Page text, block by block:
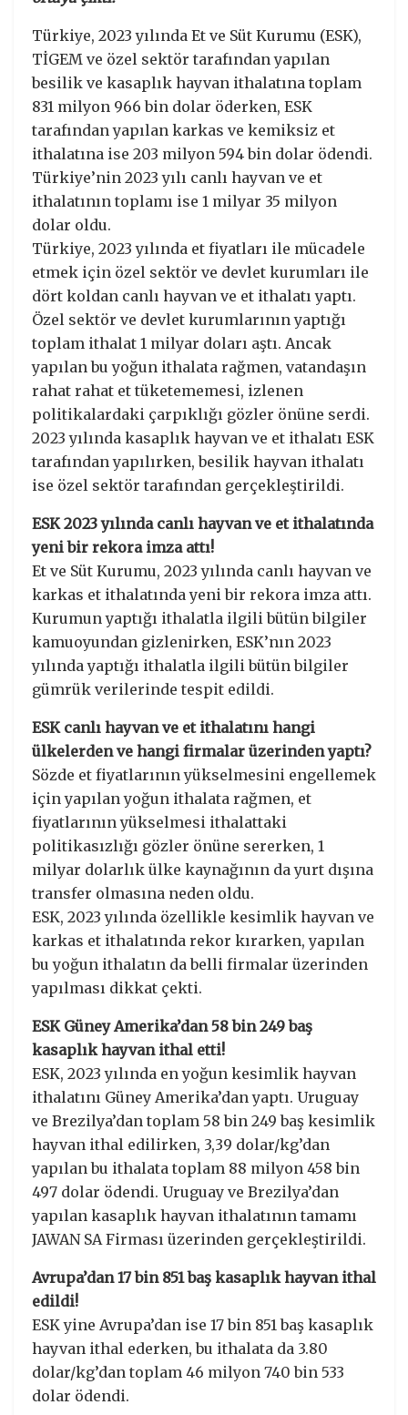
Türkiye, 2023 yılında Et ve Süt Kurumu (ESK),
TİGEM ve özel sektör tarafından yapılan
besilik ve kasaplık hayvan ithalatına toplam
831 milyon 966 bin dolar öderken, ESK
tarafından yapılan karkas ve kemiksiz et
ithalatına ise 203 milyon 594 bin dolar ödendi.
Türkiye’nin 2023 yılı canlı hayvan ve et
ithalatının toplamı ise 1 milyar 35 milyon
dolar oldu.
Türkiye, 2023 yılında et fiyatları ile mücadele
etmek için özel sektör ve devlet kurumları ile
dört koldan canlı hayvan ve et ithalatı yaptı.
Özel sektör ve devlet kurumlarının yaptığı
toplam ithalat 1 milyar doları aştı. Ancak
yapılan bu yoğun ithalata rağmen, vatandaşın
rahat rahat et tüketememesi, izlenen
politikalardaki çarpıklığı gözler önüne serdi.
2023 yılında kasaplık hayvan ve et ithalatı ESK
tarafından yapılırken, besilik hayvan ithalatı
ise özel sektör tarafından gerçekleştirildi.
ESK 2023 yılında canlı hayvan ve et ithalatında
yeni bir rekora imza attı!
Et ve Süt Kurumu, 2023 yılında canlı hayvan ve
karkas et ithalatında yeni bir rekora imza attı.
Kurumun yaptığı ithalatla ilgili bütün bilgiler
kamuoyundan gizlenirken, ESK’nın 2023
yılında yaptığı ithalatla ilgili bütün bilgiler
gümrük verilerinde tespit edildi.
ESK canlı hayvan ve et ithalatını hangi
ülkelerden ve hangi firmalar üzerinden yaptı?
Sözde et fiyatlarının yükselmesini engellemek
için yapılan yoğun ithalata rağmen, et
fiyatlarının yükselmesi ithalattaki
politikasızlığı gözler önüne sererken, 1
milyar dolarlık ülke kaynağının da yurt dışına
transfer olmasına neden oldu.
ESK, 2023 yılında özellikle kesimlik hayvan ve
karkas et ithalatında rekor kırarken, yapılan
bu yoğun ithalatın da belli firmalar üzerinden
yapılması dikkat çekti.
ESK Güney Amerika’dan 58 bin 249 baş
kasaplık hayvan ithal etti!
ESK, 2023 yılında en yoğun kesimlik hayvan
ithalatını Güney Amerika’dan yaptı. Uruguay
ve Brezilya’dan toplam 58 bin 249 baş kesimlik
hayvan ithal edilirken, 3,39 dolar/kg’dan
yapılan bu ithalata toplam 88 milyon 458 bin
497 dolar ödendi. Uruguay ve Brezilya’dan
yapılan kasaplık hayvan ithalatının tamamı
JAWAN SA Firması üzerinden gerçekleştirildi.
Avrupa’dan 17 bin 851 baş kasaplık hayvan ithal
edildi!
ESK yine Avrupa’dan ise 17 bin 851 baş kasaplık
hayvan ithal ederken, bu ithalata da 3.80
dolar/kg’dan toplam 46 milyon 740 bin 533
dolar ödendi.